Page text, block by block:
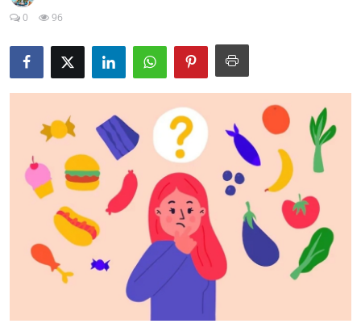
Şehirler
Helal Gıda & Dini Hükümler
Gıda Güvenliği & Bilimi
Kalori & Diyet Rehberi
Mutfak Püf Noktaları & İpuçları
Mekan & Lezzet Rotaları
Temel Gıda ve Ürün Rehberleri
İçecek Kültürü & Barista
Yöresel Tarifler & Ev Yemekleri
0
96